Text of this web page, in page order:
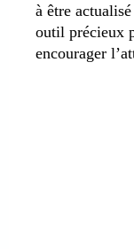
à être
outil précieux
encourager